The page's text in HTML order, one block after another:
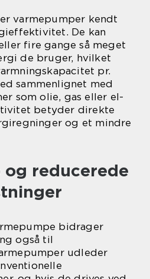
varmepumper kendt
De kan
fire gange så meget
de bruger, hvilket
pr.
sammenlignet med
som olie, gas eller el-
betyder direkte
og et mindre
og reducerede
bidrager
også til
udleder